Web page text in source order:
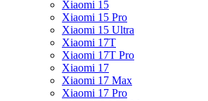
Xiaomi 15
Xiaomi 15 Pro
Xiaomi 15 Ultra
Xiaomi 17T
Xiaomi 17T Pro
Xiaomi 17
Xiaomi 17 Max
Xiaomi 17 Pro